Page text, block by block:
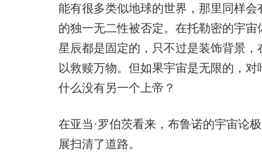
能有很多类似地球的世界，那里同样
的独一无二性被否定。在托勒密的宇
星辰都是固定的，只不过是装饰背景
以救赎万物。但如果宇宙是无限的，
什么没有另一个上帝？
在亚当·罗伯茨看来，布鲁诺的宇宙论
展扫清了道路。